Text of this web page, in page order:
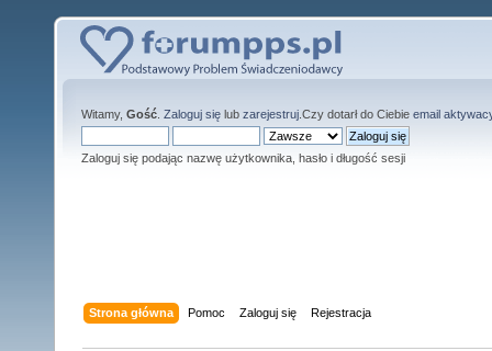
Witamy, Gość Zaloguj się lub zarejestruj .Czy dotarł do Ciebie email
Zaloguj się podając nazwę użytkownika, hasło i długość sesji
Strona główna Pomoc Zaloguj się Rejestracja